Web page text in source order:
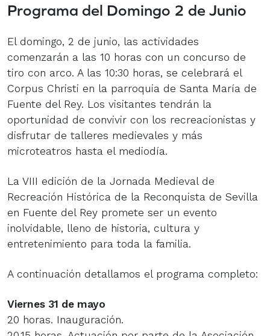
Programa del Domingo 2 de Junio
El domingo, 2 de junio, las actividades
comenzarán a las 10 horas con un concurso de
tiro con arco. A las 10:30 horas, se celebrará el
Corpus Christi en la parroquia de Santa María de
Fuente del Rey. Los visitantes tendrán la
oportunidad de convivir con los recreacionistas y
disfrutar de talleres medievales y más
microteatros hasta el mediodía.
La VIII edición de la Jornada Medieval de
Recreación Histórica de la Reconquista de Sevilla
en Fuente del Rey promete ser un evento
inolvidable, lleno de historia, cultura y
entretenimiento para toda la familia.
A continuación detallamos el programa completo:
Viernes 31 de mayo
20 horas. Inauguración.